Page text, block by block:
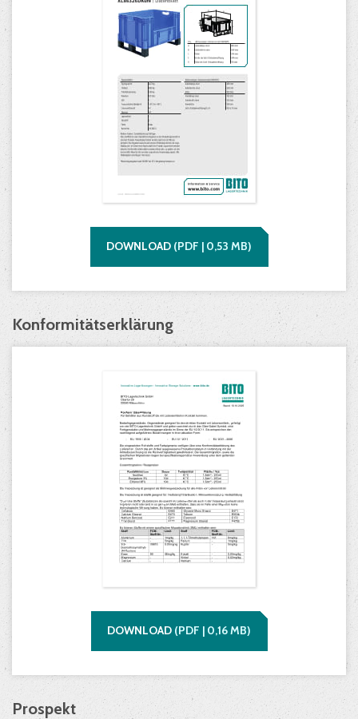
DOWNLOAD (PDF | 0,53 MB)
Konformitätserklärung
DOWNLOAD (PDF | 0,16MB)
Prospekt